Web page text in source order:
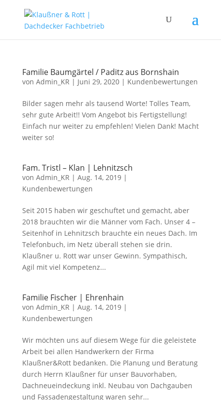
Familie Baumgärtel / Paditz aus Bornshain
von Admin_KR | Juni 29, 2020| Kundenbewertungen
Bilder sagen mehr als tausend Worte! Tolles Team,
sehr gute Arbeit!! Vom Angebot bis Fertigstellung!
Einfach nur weiter zu empfehlen! Vielen Dank! Macht
weiter so!
Fam. Tristl – Klan | Lehnitzsch
von Admin_KR | Aug. 14, 2019|
Kundenbewertungen
Seit 2015 haben wir geschuftet und gemacht, aber
2018 brauchten wir die Männer vom Fach. Unser 4 –
Seitenhof in Lehnitzsch brauchte ein neues Dach. Im
Telefonbuch, im Netz überall stehen sie drin.
Klaußner u. Rott war unser Gewinn. Sympathisch,
Agil mit viel Kompetenz...
Familie Fischer | Ehrenhain
von Admin_KR | Aug. 14, 2019|
Kundenbewertungen
Wir möchten uns auf diesem Wege für die geleistete
Arbeit bei allen Handwerkern der Firma
Klaußner&Rott bedanken. Die Planung und Beratung
durch Herrn Klaußner für unser Bauvorhaben,
Dachneueindeckung inkl. Neubau von Dachgauben
und Fassadengestaltung waren sehr...